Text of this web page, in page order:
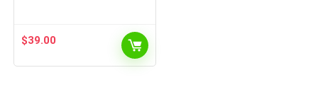
$39.00